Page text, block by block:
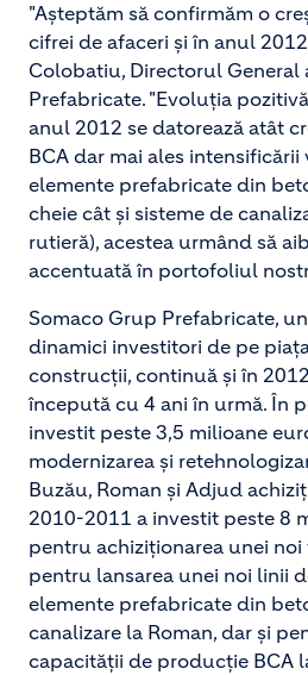
"Așteptăm să confirmăm o
cifrei de afaceri și în anul
Colobatiu, Directorul General
Prefabricate. "Evoluția
anul 2012 se datorează atât
BCA dar mai ales intensificării
elemente prefabricate din
cheie cât și sisteme de
rutieră), acestea urmând să
accentuată în portofoliul
Somaco Grup Prefabricate,
dinamici investitori de pe
construcții, continuă și în
începută cu 4 ani în urmă. În
investit peste 3,5 milioane
modernizarea și
Buzău, Roman și Adjud
2010-2011 a investit peste 8
pentru achiziționarea unei noi
pentru lansarea unei noi linii
elemente prefabricate din
canalizare la Roman, dar și
capacității de producție BCA